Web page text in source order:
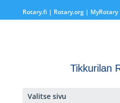
Rotary.fi | Rotary.org| MyRotary
Tikkurilan
Valitse sivu